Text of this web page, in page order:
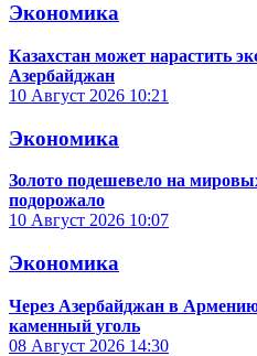
Экономика
Казахстан может нарастить
Азербайджан
10 Август 2026 10:21
Экономика
Золото подешевело на
подорожало
10 Август 2026 10:07
Экономика
Через Азербайджан в
каменный уголь
08 Август 2026 14:30